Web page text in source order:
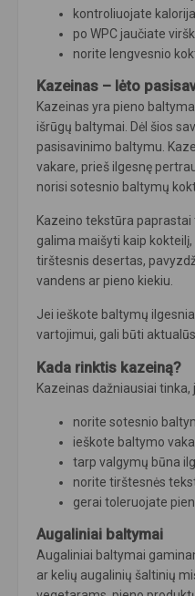
kontroliuojate
po WPC jaučiate
norite lengvesnio
Kazeinas – lėto
Kazeinas yra pieno
išrūgų baltymai. Dėl šios
pasisavinimo baltymu.
vakare, prieš ilgesnę
norisi sotesnio baltymų
Kazeino tekstūra
galima maišyti kaip
tirštesnis desertas,
vandens ar pieno kiekiu.
Jei ieškote baltymų
vartojimui, gali būti aktualūs
Kada rinktis kazeiną?
Kazeinas dažniausiai tinka,
norite sotesnio
ieškote baltymo
tarp valgymų būna
norite tirštesnės
gerai toleruojate
Augaliniai baltymai
Augaliniai baltymai
ar kelių augalinių šaltinių